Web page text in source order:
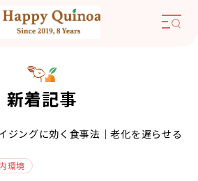
新着記事
ジングに効く食事法｜老化を遅らせる
環境